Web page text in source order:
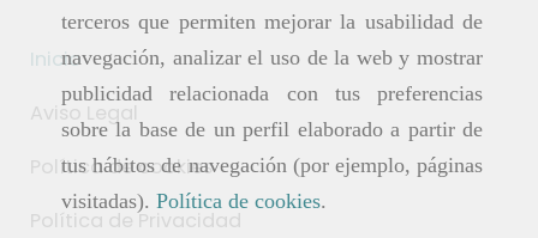
terceros que permiten mejorar la usabilidad de
navegación, analizar el uso de la web y mostrar
publicidad relacionada con tus preferencias
sobre la base de un perfil elaborado a partir de
tus hábitos de navegación (por ejemplo, páginas
visitadas). Política de cookies.
Inicio
Aviso Legal
Política de cookies
Política de Privacidad